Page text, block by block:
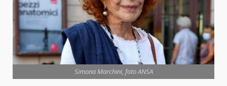
Simona Marchini, foto ANSA